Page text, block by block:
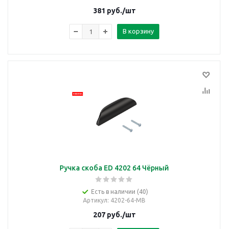
381 руб./шт
В корзину
Ручка скоба ED 4202 64 Чёрный
Есть в наличии (40)
Артикул: 4202-64-MB
207руб./шт